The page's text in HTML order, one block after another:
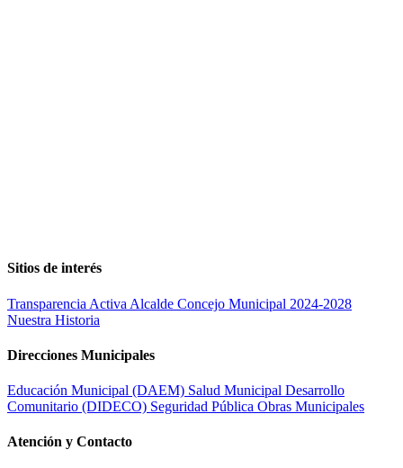
Sitios de interés
Transparencia Activa Alcalde Concejo Municipal 2024-2028
Nuestra Historia
Direcciones Municipales
Educación Municipal (DAEM) Salud Municipal Desarrollo
Comunitario (DIDECO) Seguridad Pública Obras Municipales
Atención y Contacto